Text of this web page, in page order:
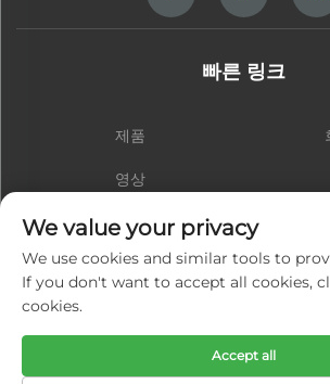
빠른 링크
제품
영상
연락처
We value your privacy
We use cookies and similar tools to
If you don't want to accept all cookies,
cookies.
Accept all